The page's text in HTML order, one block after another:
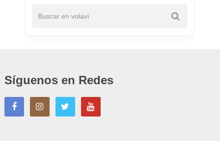
Síguenos en Redes